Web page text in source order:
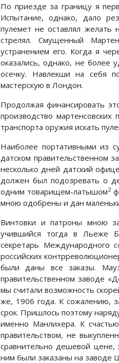
По приезде за границу я
Испытание, однако, дало
пулемет не оставлял желать
стрелял. Смущенный
устранением его. Когда я
оказались, однако, не более
осечку. Навлекши на себя
мастерскую в Лондон.
Продолжая финансировать
производство
транспорта оружия искать
Наиболее портативными из
датском правительственном
несколько дней датский
должен был подозревать о
одним товарищем-латышом2
мною одобрены и дан
Винтовки и патроны мною
учившийся тогда в Льеже
секретарь Международного
российских
были даны все заказы.
правительственном заводе
мы считали возможность
же, 1906 года. К сожалению,
срок. Пришлось поэтому
именно Манлихера. К
правительством, не
сравнительно дешевой цене,
ним были заказаны на заводе